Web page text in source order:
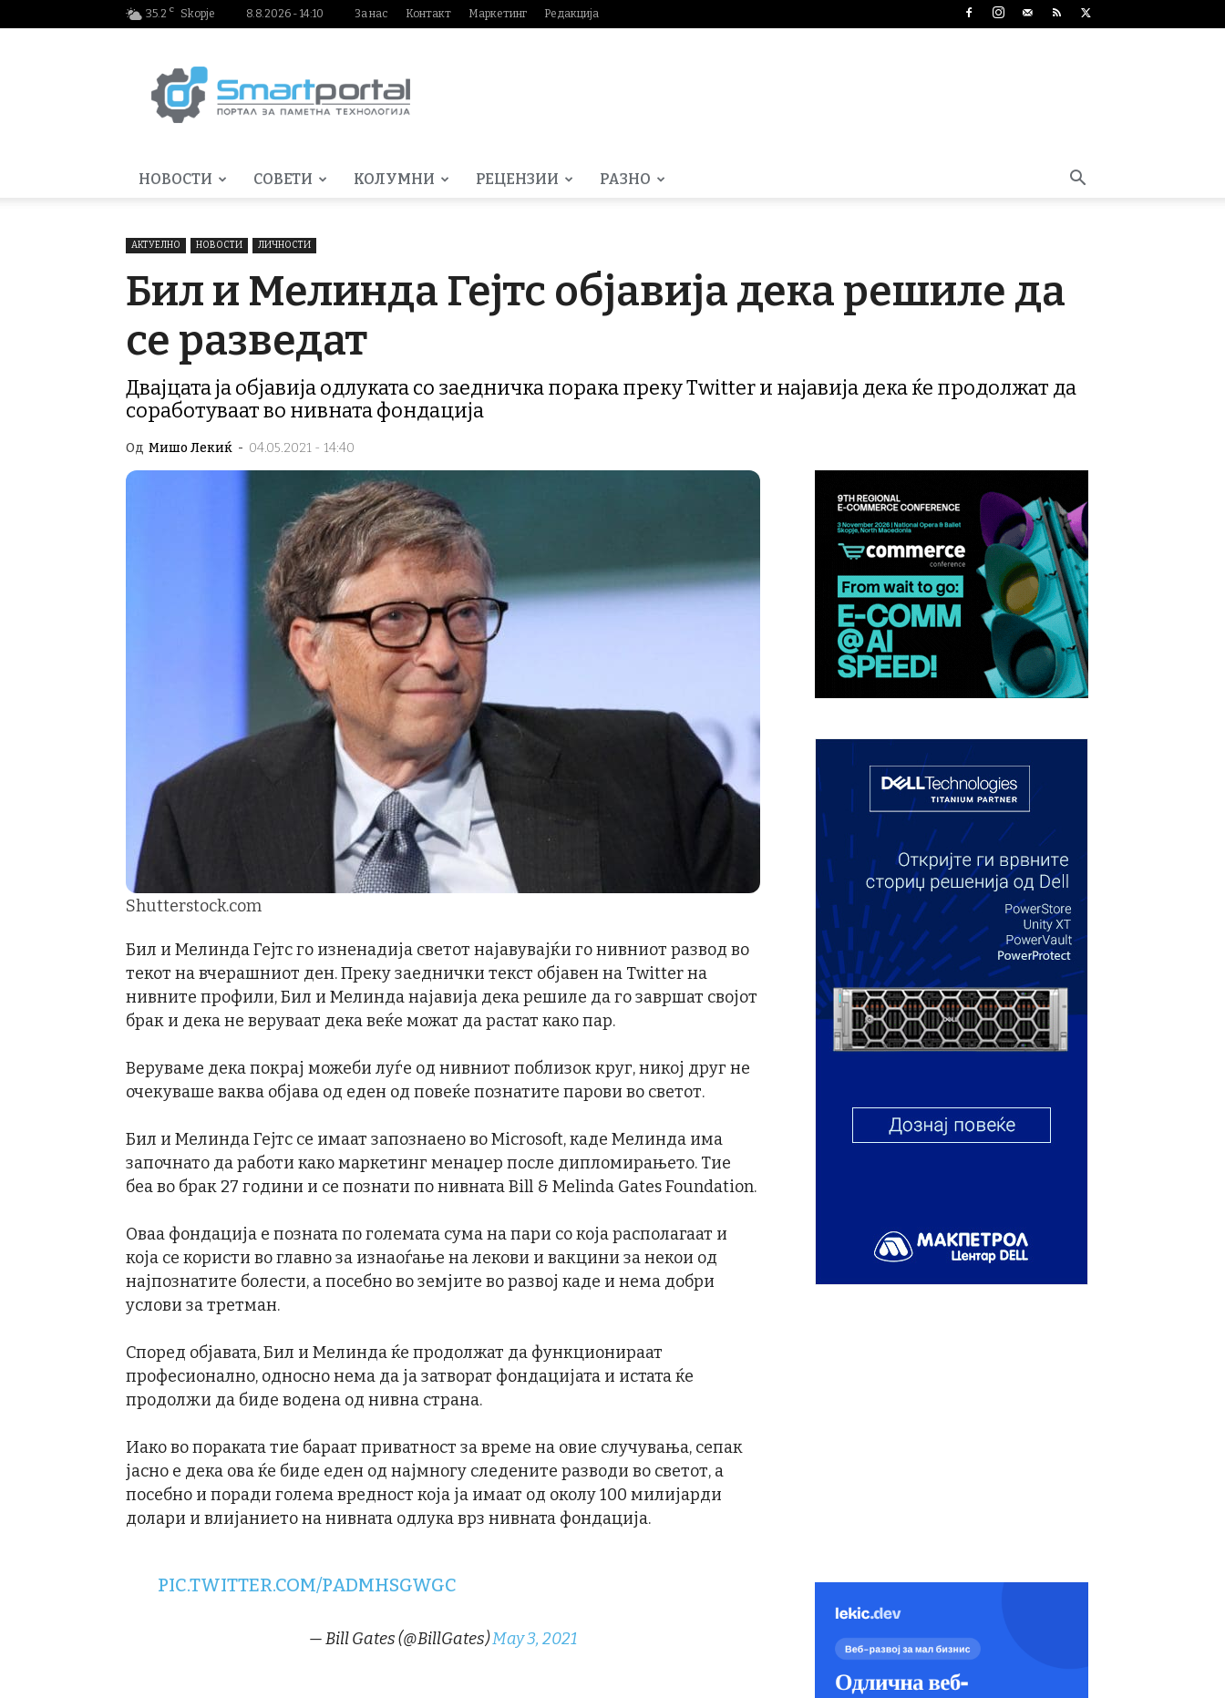
35.2 C Skopje 8.8.2026 - 14:10 За нас Контакт Маркетинг Редакција
НОВОСТИ СОВЕТИ КОЛУМНИ РЕЦЕНЗИИ РАЗНО
АКТУЕЛНО НОВОСТИ ЛИЧНОСТИ
Бил и Мелинда Гејтс објавија дека решиле да
се разведат
Двајцата ја објавија одлуката со заедничка порака преку Twitter и најавија дека ќе продолжат да
соработуваат во нивната фондација
Од Мишо Лекиќ - 04.05.2021 - 14:40
Shutterstock.com
Бил и Мелинда Гејтс го изненадија светот најавувајќи го нивниот развод во
текот на вчерашниот ден. Преку заеднички текст објавен на Twitter на
нивните профили, Бил и Мелинда најавија дека решиле да го завршат својот
брак и дека не веруваат дека веќе можат да растат како пар.
Веруваме дека покрај можеби луѓе од нивниот поблизок круг, никој друг не
очекуваше ваква објава од еден од повеќе познатите парови во светот.
Бил и Мелинда Гејтс се имаат запознаено во Microsoft, каде Мелинда има
започнато да работи како маркетинг менаџер после дипломирањето. Тие
беа во брак 27 години и се познати по нивната Bill & Melinda Gates Foundation.
Оваа фондација е позната по големата сума на пари со која располагаат и
која се користи во главно за изнаоѓање на лекови и вакцини за некои од
најпознатите болести, а посебно во земјите во развој каде и нема добри
услови за третман.
Според објавата, Бил и Мелинда ќе продолжат да функционираат
професионално, односно нема да ја затворат фондацијата и истата ќе
продолжи да биде водена од нивна страна.
Иако во пораката тие бараат приватност за време на овие случувања, сепак
јасно е дека ова ќе биде еден од најмногу следените разводи во светот, а
посебно и поради голема вредност која ја имаат од околу 100 милијарди
долари и влијанието на нивната одлука врз нивната фондација.
PIC.TWITTER.COM/PADMHSGWGC
— Bill Gates (@BillGates)May 3, 2021